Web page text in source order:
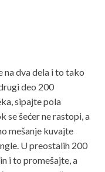
dva dela i to tako
deo 200
sipajte pola
se šećer ne rastopi, a
mešanje kuvajte
U preostalih 200
i to promešajte, a